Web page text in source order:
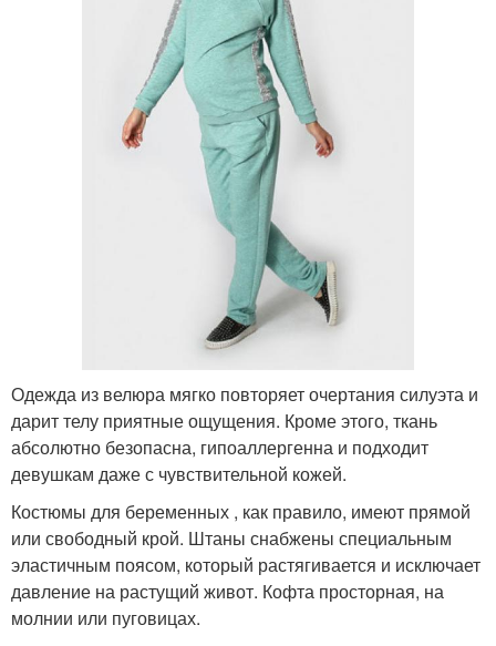
Одежда из велюра мягко повторяет очертания силуэта и
дарит телу приятные ощущения. Кроме этого, ткань
абсолютно безопасна, гипоаллергенна и подходит
девушкам даже с чувствительной кожей.
Костюмы для беременных , как правило, имеют прямой
или свободный крой. Штаны снабжены специальным
эластичным поясом, который растягивается и исключает
давление на растущий живот. Кофта просторная, на
молнии или пуговицах.